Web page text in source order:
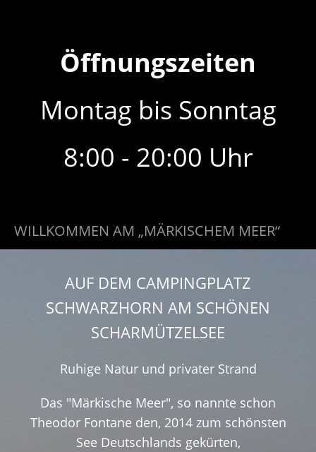
Öffnungszeiten
Montag bis Sonntag
8:00 - 20:00 Uhr
WILLKOMMEN AM „MÄRKISCHEM MEER“
AUF DEM CAMPINGPLATZ
SCHWARZHORN AM SCHÖNEN
SCHARMÜTZELSEE
Ruhige Natur und privater Strand
Das "Märkische Meer", so nannte schon
Theodor Fontane den, 2014 zum schönsten
See Deutschlands gekürten,